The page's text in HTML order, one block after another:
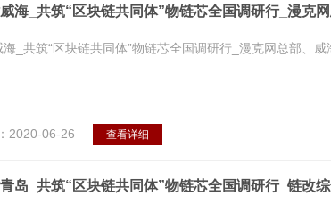
海_共筑“区块链共同体”物链芯全国调研行_漫克
_共筑“区块链共同体”物链芯全国调研行_漫克网总部、
2020-06-26 查看详细
岛_共筑“区块链共同体”物链芯全国调研行_链改